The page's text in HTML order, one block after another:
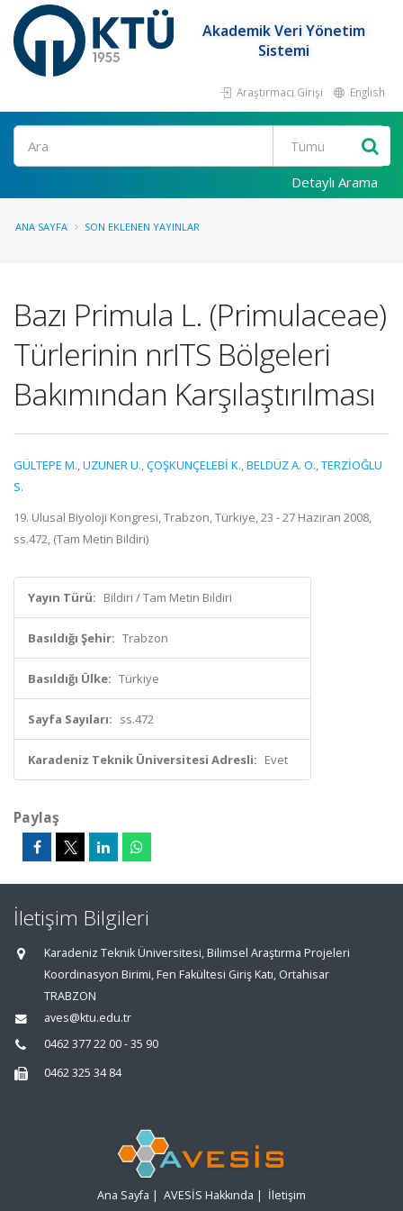
Akademik Veri Yönetim
Sistemi
Araştırmacı Girişi English
Ara
Detaylı Arama
ANA SAYFA SON EKLENEN YAYINLAR
Bazı Primula L. (Primulaceae)
Türlerinin nrITS Bölgeleri
Bakımından Karşılaştırılması
GÜLTEPE M.,UZUNER U.,ÇOŞKUNÇELEBİ K.,BELDÜZ A. O.,TERZİOĞLU
S.
19. Ulusal Biyoloji Kongresi, Trabzon, Türkiye, 23 - 27 Haziran 2008,
ss.472, (Tam Metin Bildiri)
Yayın Türü: Bildiri / Tam Metin Bildiri
Basıldığı Şehir: Trabzon
Basıldığı Ülke: Türkiye
Sayfa Sayıları: ss.472
Karadeniz Teknik Üniversitesi Adresli: Evet
Paylaş
İletişim Bilgileri
Karadeniz Teknik Üniversitesi, Bilimsel Araştırma Projeleri
Koordinasyon Birimi, Fen Fakültesi Giriş Katı, Ortahisar
TRABZON
aves@ktu.edu.tr
0462 377 22 00 - 35 90
0462 325 34 84
Ana Sayfa | AVESİS Hakkında | İletişim